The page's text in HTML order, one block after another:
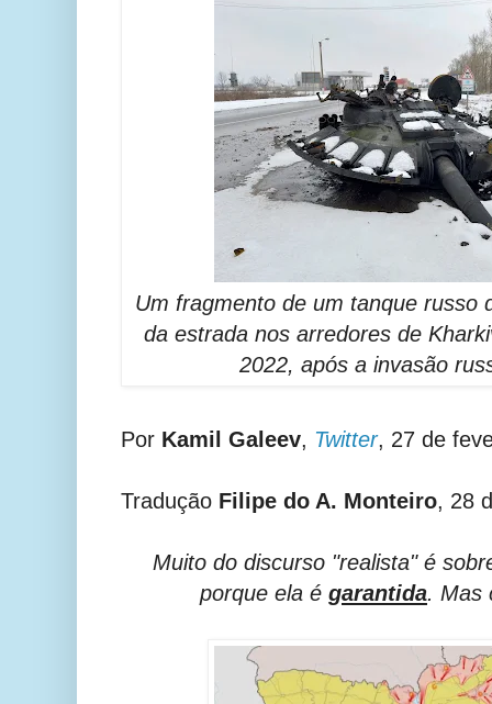
Um fragmento de um tanque russo
da estrada nos arredores de
2022, após a invasão
Por Kamil Galeev, Twitter, 27 de
Tradução Filipe do A. Monteiro, 28
Muito do discurso "realista" é
porque ela é garantida. Mas